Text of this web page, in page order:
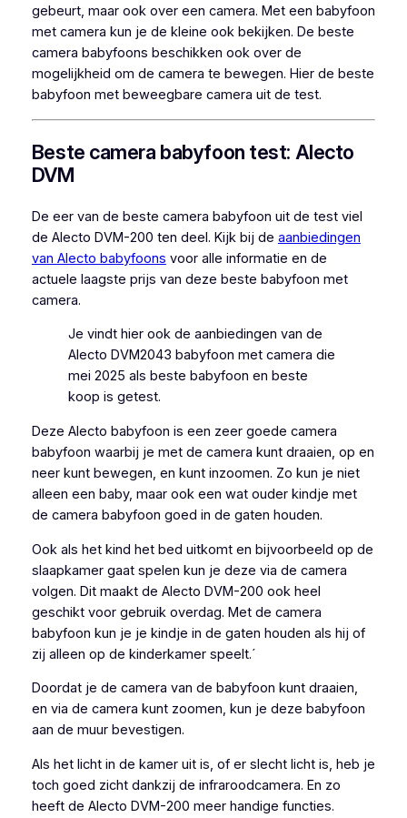
gebeurt, maar ook over een camera. Met een babyfoon
met camera kun je de kleine ook bekijken. De beste
camera babyfoons beschikken ook over de
mogelijkheid om de camera te bewegen. Hier de beste
babyfoon met beweegbare camera uit de test.
Beste camera babyfoon test: Alecto
DVM
De eer van de beste camera babyfoon uit de test viel
de Alecto DVM-200 ten deel. Kijk bij de aanbiedingen
van Alecto babyfoons voor alle informatie en de
actuele laagste prijs van deze beste babyfoon met
camera.
Je vindt hier ook de aanbiedingen van de
Alecto DVM2043 babyfoon met camera die
mei 2025 als beste babyfoon en beste
koop is getest.
Deze Alecto babyfoon is een zeer goede camera
babyfoon waarbij je met de camera kunt draaien, op en
neer kunt bewegen, en kunt inzoomen. Zo kun je niet
alleen een baby, maar ook een wat ouder kindje met
de camera babyfoon goed in de gaten houden.
Ook als het kind het bed uitkomt en bijvoorbeeld op de
slaapkamer gaat spelen kun je deze via de camera
volgen. Dit maakt de Alecto DVM-200 ook heel
geschikt voor gebruik overdag. Met de camera
babyfoon kun je je kindje in de gaten houden als hij of
zij alleen op de kinderkamer speelt.́
Doordat je de camera van de babyfoon kunt draaien,
en via de camera kunt zoomen, kun je deze babyfoon
aan de muur bevestigen.
Als het licht in de kamer uit is, of er slecht licht is, heb je
toch goed zicht dankzij de infraroodcamera. En zo
heeft de Alecto DVM-200 meer handige functies.